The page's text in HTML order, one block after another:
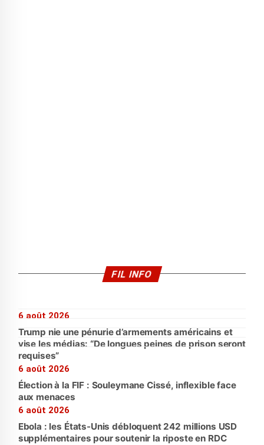
FIL INFO
6 août 2026
Trump nie une pénurie d’armements américains et
vise les médias: “De longues peines de prison seront
requises”
6 août 2026
Élection à la FIF : Souleymane Cissé, inflexible face
aux menaces
6 août 2026
Ebola : les États-Unis débloquent 242 millions USD
supplémentaires pour soutenir la riposte en RDC